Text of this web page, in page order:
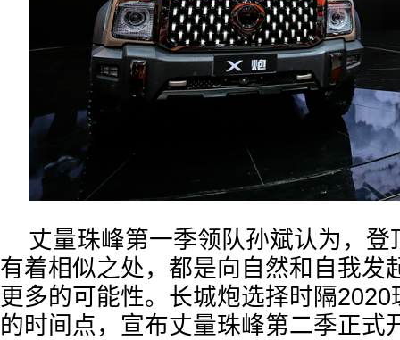
丈量珠峰第一季领队孙斌认为，登
有着相似之处，都是向自然和自我发
更多的可能性。长城炮选择时隔
的时间点，宣布丈量珠峰第二季正式